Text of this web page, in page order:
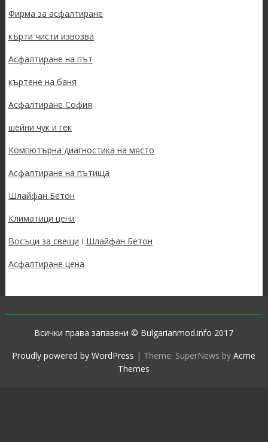
Фирма за асфалтиране
кърти чисти извозва
Асфалтиране на път
къртене на баня
Асфалтиране София
шейни чук и гек
Компютърна диагностика на място
Асфалтиране на пътища
Шлайфан Бетон
Климатици цени
Восъци за свещи I Шлайфан Бетон
Асфалтиране цена
Всички права запазени © Bulgarianmod.info 2017
Proudly powered by WordPress | Theme: SuperNews byAcme
Themes